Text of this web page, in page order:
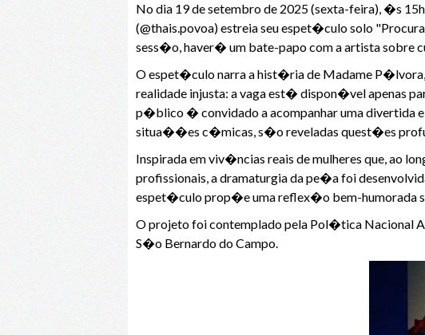
No dia 19 de setembro de 2025 (sexta-feira), �s
(@thais.povoa) estreia seu espet�culo solo
sess�o, haver� um bate-papo com a artista
O espet�culo narra a hist�ria de Madame P�lvora,
realidade injusta: a vaga est� dispon�vel apenas
p�blico � convidado a acompanhar uma divertida
situa��es c�micas, s�o reveladas quest�es
Inspirada em viv�ncias reais de mulheres que, ao
profissionais, a dramaturgia da pe�a foi
espet�culo prop�e uma reflex�o bem-humorada
O projeto foi contemplado pela Pol�tica Nacional
S�o Bernardo do Campo.